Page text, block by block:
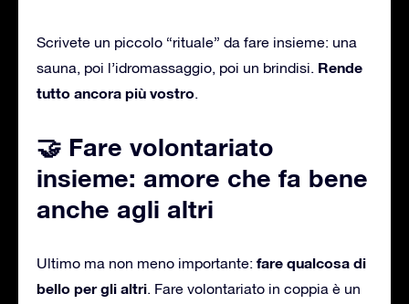
Scrivete un piccolo “rituale” da fare insieme: una
sauna, poi l’idromassaggio, poi un brindisi. Rende
tutto ancora più vostro.
🤝 Fare volontariato
insieme: amore che fa bene
anche agli altri
Ultimo ma non meno importante: fare qualcosa di
bello per gli altri. Fare volontariato in coppia è un